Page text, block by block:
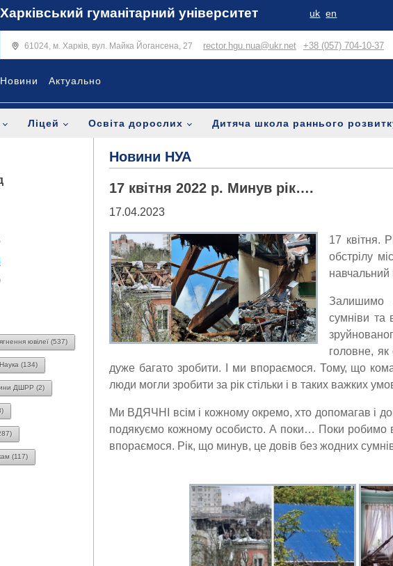
Харківський гуманітарний університет uk en
61024, м. Харків, вул. Майка Йогансена, 27 rector.hgu.nua@ukr.net +38 (057) 704-10-37
Новини Актуально
Ліцей Освіта дорослих Дитяча школа раннього
ювілеї (537)
Наука (134)
ДШРР (2)
(117)
Новини НУА
17 квітня 2022 р. Минув рік….
17.04.2023
17 квітня.
обстрілу
навчальний
Залишимо
сумніви та
головне,
дуже багато зробити. І ми впораємося. Тому, що
люди могли зробити за рік стільки і в таких важких
Ми ВДЯЧНІ всім і кожному окремо, хто допомагав і
подякуємо кожному особисто. А поки… Поки робимо
впораємося. Рік, що минув, це довів без жодних